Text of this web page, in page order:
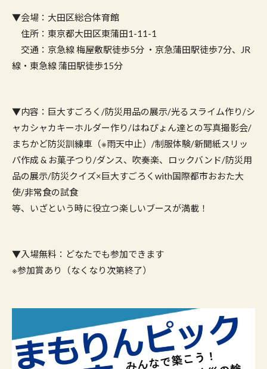
▼会場：大田区総合体育館
住所：東京都大田区東蒲田1-11-1
交通：京急線 梅屋敷駅徒歩5分 ・京急蒲田駅徒歩7分、JR
線・東急線 蒲田駅徒歩15分
▼内容：巨大すごろく/防災用品の展示/光るスライム作り/シ
ャカシャカキーホルダー作り/はねぴょん達との写真撮影会/
まちかど防災訓練車（※雨天中止）/制服体験/新聞紙スリッ
パ作成 & お菓子つり/ダンス、吹奏楽、ロックバンド/防災用
品の展示/防災クイズ×巨大すごろくwith国際都市おおた大
使/非常食の試食
等、いざという時に役立つ楽しいブースが満載！
▼入場無料：どなたでも参加できます
※参加賞あり（なくなり次第終了）